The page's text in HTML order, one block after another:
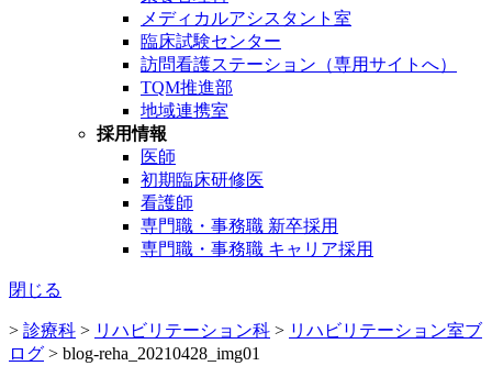
メディカルアシスタント室
臨床試験センター
訪問看護ステーション（専用サイトへ）
TQM推進部
地域連携室
採用情報
医師
初期臨床研修医
看護師
専門職・事務職 新卒採用
専門職・事務職 キャリア採用
閉じる
> 診療科 > リハビリテーション科 > リハビリテーション室ブ
ログ > blog-reha_20210428_img01